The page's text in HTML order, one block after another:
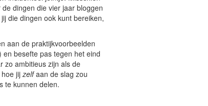
dingen die vier jaar bloggen
die dingen ook kunt bereiken,
aan de praktijkvoorbeelden
en besefte pas tegen het eind
zo ambitieus zijn als de
hoe jijzelfaan de slag zou
te kunnen delen.